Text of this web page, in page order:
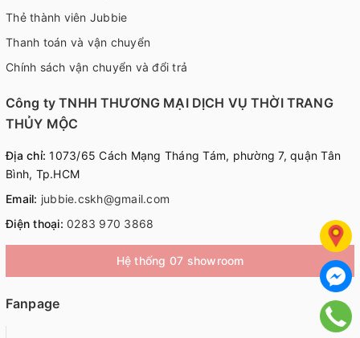
Thẻ thành viên Jubbie
Thanh toán và vận chuyển
Chính sách vận chuyển và đổi trả
Công ty TNHH THƯƠNG MẠI DỊCH VỤ THỜI TRANG
THỦY MỘC
Địa chỉ: 1073/65 Cách Mạng Tháng Tám, phường 7, quận Tân
Bình, Tp.HCM
Email: jubbie.cskh@gmail.com
Điện thoại: 0283 970 3868
Hệ thống 07 showroom
Fanpage